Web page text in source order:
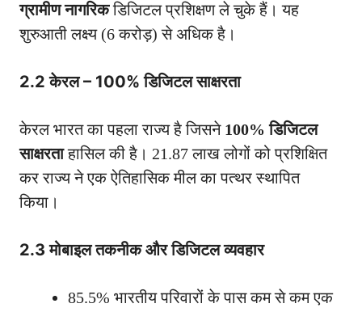
ग्रामीण नागरिकडिजिटल प्रशिक्षण ले चुके हैं। यह
शुरुआती लक्ष्य (6 करोड़) से अधिक है।
2.2 केरल – 100% डिजिटल साक्षरता
केरल भारत का पहला राज्य है जिसने 100% डिजिटल
साक्षरताहासिल की है। 21.87 लाख लोगों को प्रशिक्षित
कर राज्य ने एक ऐतिहासिक मील का पत्थर स्थापित
किया।
2.3 मोबाइल तकनीक और डिजिटल व्यवहार
85.5% भारतीय परिवारों के पास कम से कम एक